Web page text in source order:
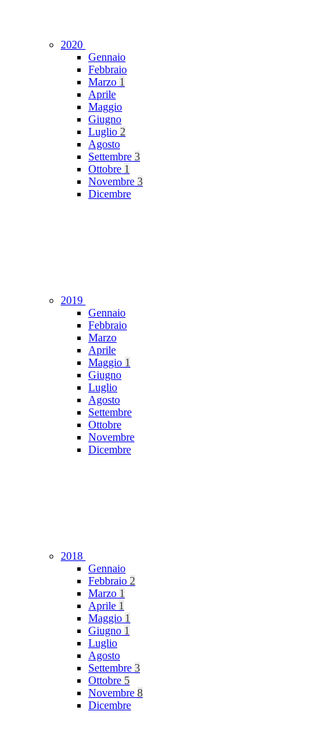
2020
Gennaio
Febbraio
Marzo 1
Aprile
Maggio
Giugno
Luglio 2
Agosto
Settembre 3
Ottobre 1
Novembre 3
Dicembre
2019
Gennaio
Febbraio
Marzo
Aprile
Maggio 1
Giugno
Luglio
Agosto
Settembre
Ottobre
Novembre
Dicembre
2018
Gennaio
Febbraio 2
Marzo 1
Aprile 1
Maggio 1
Giugno 1
Luglio
Agosto
Settembre 3
Ottobre 5
Novembre 8
Dicembre